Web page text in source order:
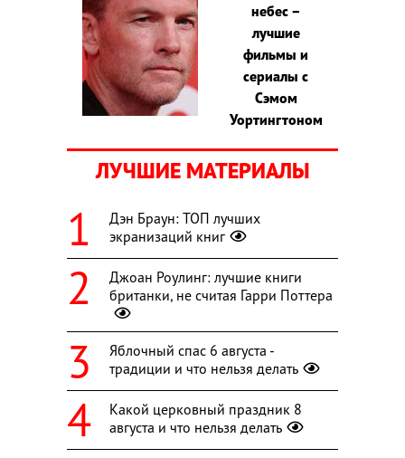
небес –
лучшие
фильмы и
сериалы с
Сэмом
Уортингтоном
ЛУЧШИЕ МАТЕРИАЛЫ
Дэн Браун: ТОП лучших
экранизаций книг
Джоан Роулинг: лучшие книги
британки, не считая Гарри Поттера
Яблочный спас 6 августа -
традиции и что нельзя делать
Какой церковный праздник 8
августа и что нельзя делать